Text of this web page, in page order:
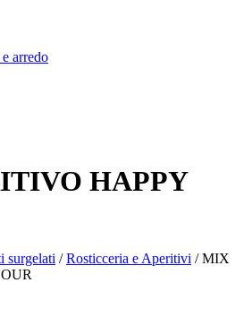
arredo
HAPPY
surgelati /Rosticceria e Aperitivi /MIX